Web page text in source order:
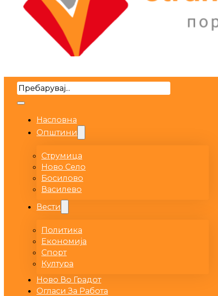
Search
Насловна
Општини
Струмица
Ново Село
Босилово
Василево
Вести
Политика
Економија
Спорт
Култура
Ново Во Градот
Огласи За Работа